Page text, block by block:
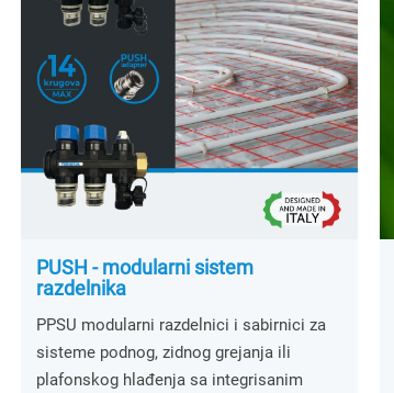
PUSH - modularni sistem
razdelnika
PPSU modularni razdelnici i sabirnici za
sisteme podnog, zidnog grejanja ili
plafonskog hlađenja sa integrisanim